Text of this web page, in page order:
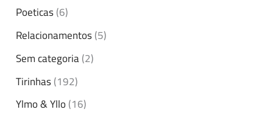
Poeticas(6)
Relacionamentos(5)
Sem categoria(2)
Tirinhas(192)
Ylmo & Yllo(16)